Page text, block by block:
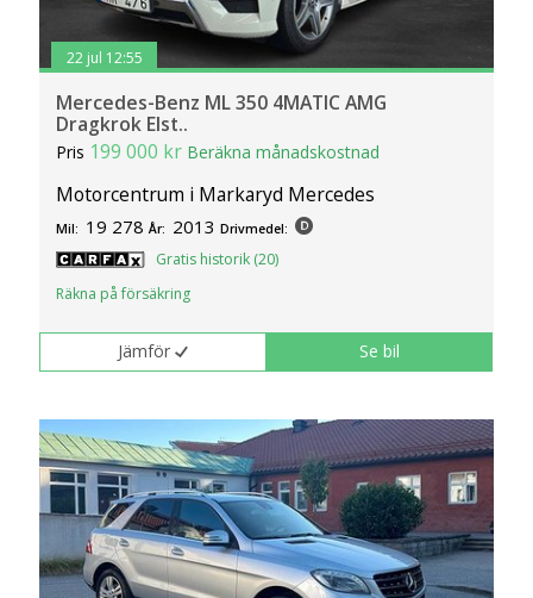
22 jul 12:55
Mercedes-Benz ML 350 4MATIC AMG
Dragkrok Elst..
Pris 199 000 kr Beräkna månadskostnad
Motorcentrum i Markaryd Mercedes
Mil: 19 278 År: 2013 Drivmedel:
Gratis historik (20)
Räkna på försäkring
Jämför Se bil